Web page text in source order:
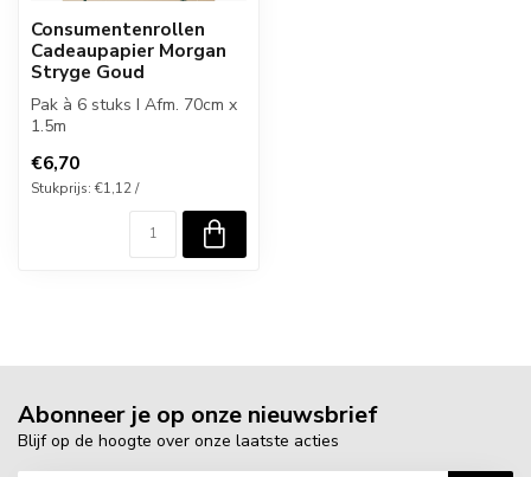
Consumentenrollen
Cadeaupapier Morgan
Stryge Goud
Pak à 6 stuks I Afm. 70cm x
1.5m
€6,70
Stukprijs: €1,12 /
Abonneer je op onze nieuwsbrief
Blijf op de hoogte over onze laatste acties